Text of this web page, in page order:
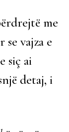
me
vajza e
siç ai
detaj, i